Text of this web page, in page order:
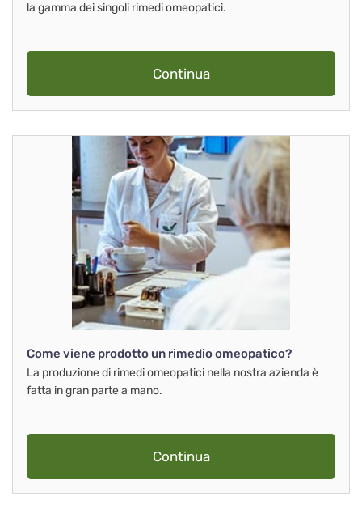
la gamma dei singoli rimedi omeopatici.
Continua
Come viene prodotto un rimedio omeopatico?
La produzione di rimedi omeopatici nella nostra azienda è
fatta in gran parte a mano.
Continua